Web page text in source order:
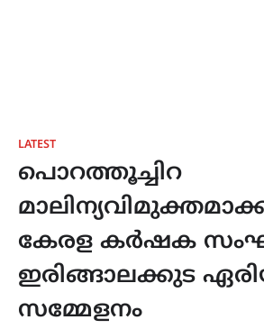
LATEST
പൊറത്തൂച്ചിറ
കേരള കർഷക
ഇരിങ്ങാലക്കുട
സമ്മേളനം